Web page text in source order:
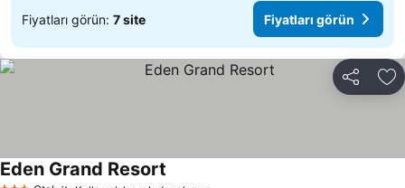
Fiyatları görün: 7 site Fiyatları görün
Paylaş
Eden Grand Resort